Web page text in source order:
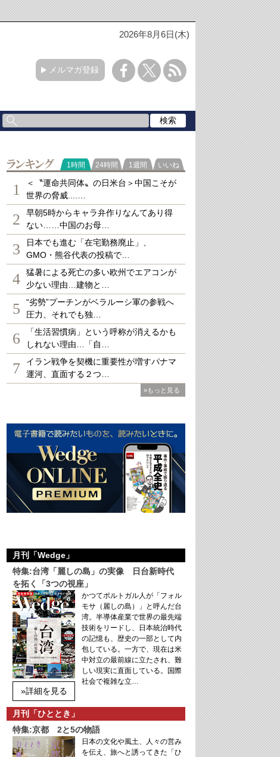
2026年8月6日(木)
メルマガ登録
ランキング
1時間 24時間 1週間 いいね
1
＜〝運命共同体〟の日米台＞中国こそが
世界の脅威....…
2
早朝5時からキャラ弁作りなんてあり得
ない……中国のお母…
3
日本でも進む「在宅勤務廃止」、
GMO・熊谷代表の投稿で…
4
猛暑による死亡の多い欧州でエアコンが
少ない理由…建物と…
5
“劣勢”プーチンがベラルーシ軍の参戦へ
圧力、それでも独…
6
「生活習慣病」という呼称が消えるかも
しれない理由…「自…
7
イラン戦争を契機に重要性が増すパナマ
運河、直面する２つ…
»もっと見る
月刊「Wedge」
特集:台湾「麗しの島」の実像 日台新時代
を拓く「3つの視座」
»詳細を見る
かつてポルトガル人が「フォル
モサ（麗しの島）」と呼んだ台
湾。半導体産業で世界の最先端
技術をリードし、日本統治時代
の記憶も、歴史の一部として内
包している。一方で、現在は米
中対立の最前線に立たされ、難
しい現実に直面している。国際
社会で複雑な立…
月刊「ひととき」
特集:京都 2と5の物語
日本の文化や風土、人々の営み
を伝え、旅へと誘ってきた「ひ